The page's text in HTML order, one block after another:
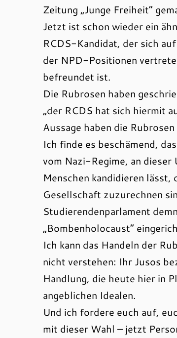
Zeitung „Junge Freiheit“
Jetzt ist schon wieder ein
RCDS-Kandidat, der sich
der NPD-Positionen
befreundet ist.
Die Rubrosen haben
„der RCDS hat sich hiermit
Aussage haben die
Ich finde es beschämend,
vom Nazi-Regime, an
Menschen kandidieren
Gesellschaft zuzurechnen
Studierendenparlament
„Bombenholocaust“
Ich kann das Handeln der
nicht verstehen: Ihr Jusos
Handlung, die heute hier in
angeblichen Idealen.
Und ich fordere euch auf,
mit dieser Wahl – jetzt